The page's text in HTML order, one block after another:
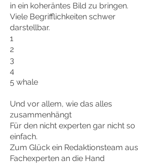
in ein koheräntes Bild zu bringen.
Viele Begrifflichkeiten schwer
darstellbar.
1
2
3
4
5 whale
Und vor allem, wie das alles
zusammenhängt
Für den nicht experten gar nicht so
einfach.
Zum Glück ein Redaktionsteam aus
Fachexperten an die Hand